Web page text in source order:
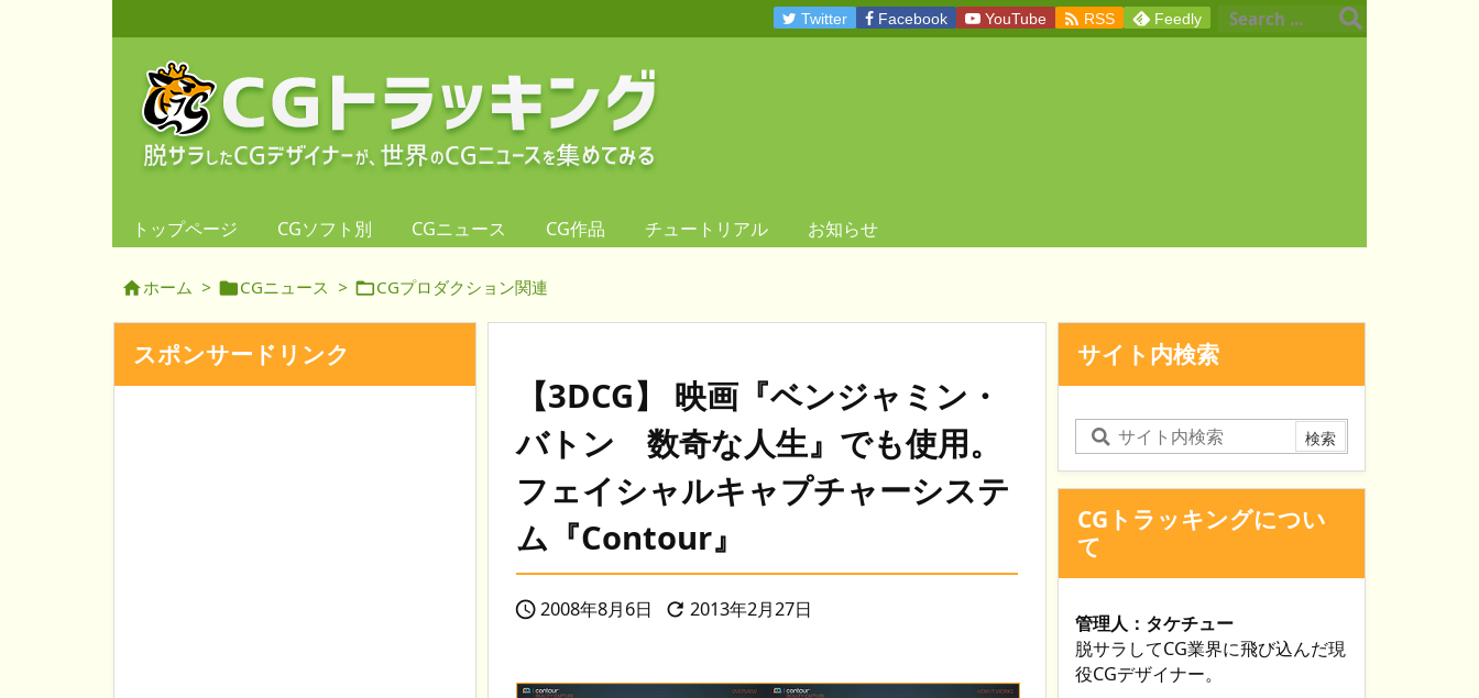
トップページ CGソフト別 CGニュース CG作品 チュートリアル お知らせ
Twitter Facebook YouTube  RSS Feedly
ホーム > CGニュース > CGプロダクション関連
【3DCG】 映画『ベンジャミン・
バトン 数奇な人生』でも使用。
フェイシャルキャプチャーシステ
ム『Contour』
2008年8月6日  2013年2月27日
スポンサードリンク サイト内検索
CGトラッキングについ
て
管理人：タケチュー
脱サラしてCG業界に飛び込んだ現
役CGデザイナー。